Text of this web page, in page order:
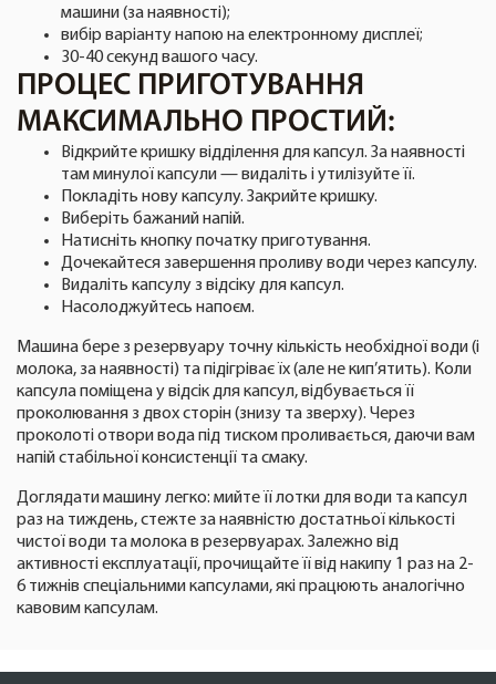
машини (за наявності);
вибір варіанту напою на електронному дисплеї;
30-40 секунд вашого часу.
ПРОЦЕС ПРИГОТУВАННЯ
МАКСИМАЛЬНО ПРОСТИЙ:
Відкрийте кришку відділення для капсул. За наявності
там минулої капсули — видаліть і утилізуйте її.
Покладіть нову капсулу. Закрийте кришку.
Виберіть бажаний напій.
Натисніть кнопку початку приготування.
Дочекайтеся завершення проливу води через капсулу.
Видаліть капсулу з відсіку для капсул.
Насолоджуйтесь напоєм.
Машина бере з резервуару точну кількість необхідної води (і
молока, за наявності) та підігріває їх (але не кип’ятить). Коли
капсула поміщена у відсік для капсул, відбувається її
проколювання з двох сторін (знизу та зверху). Через
проколоті отвори вода під тиском проливається, даючи вам
напій стабільної консистенції та смаку.
Доглядати машину легко: мийте її лотки для води та капсул
раз на тиждень, стежте за наявністю достатньої кількості
чистої води та молока в резервуарах. Залежно від
активності експлуатації, прочищайте її від накипу 1 раз на 2-
6 тижнів спеціальними капсулами, які працюють аналогічно
кавовим капсулам.